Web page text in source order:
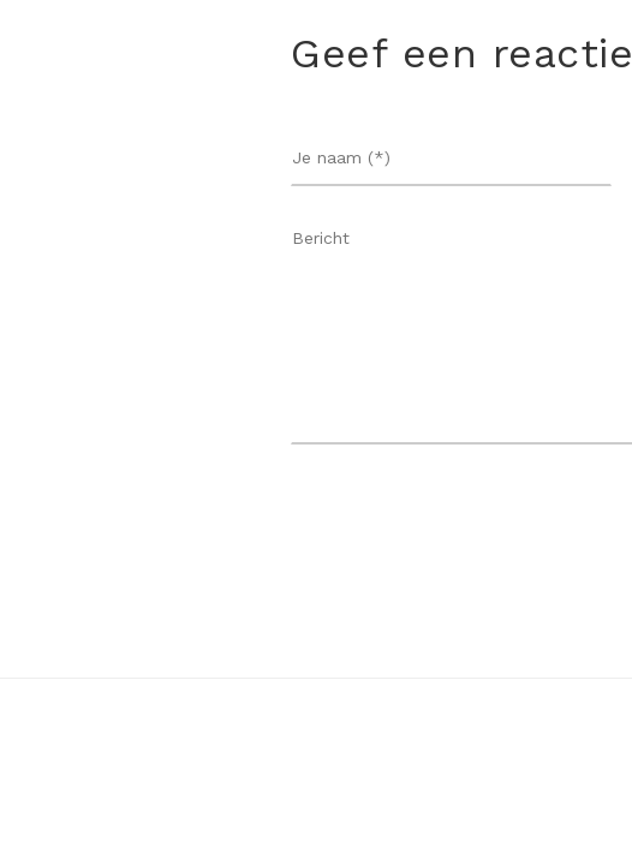
Geef een reactie